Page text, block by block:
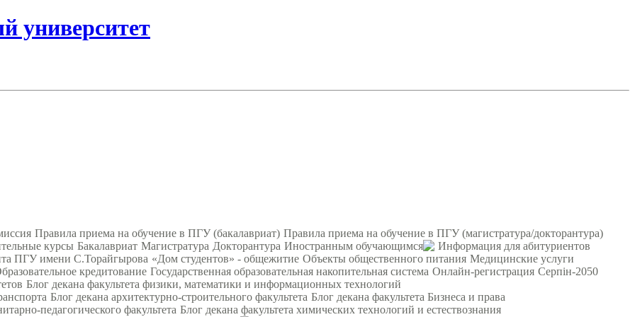
университет
Правила приема на обучение в ПГУ (бакалавриат) Правила приема на обучение в ПГУ (магистратура/докторантура)
курсы Бакалавриат Магистратура Докторантура Иностранным обучающимся
Информация для абитуриентов
ПГУ имени С.Торайгырова «Дом студентов» - общежитие Объекты общественного питания Медицинские услуги
кредитование Государственная образовательная накопительная система Онлайн-регистрация Серпін-2050
Блог декана факультета физики, математики и информационных технологий
Блог декана архитектурно-строительного факультета Блог декана факультета Бизнеса и права
педагогического факультета Блог декана факультета химических технологий и естествознания